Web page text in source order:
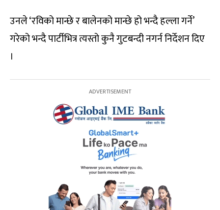
उनले ‘रविको मान्छे र बालेनको मान्छे हो भन्दै हल्ला गर्ने’
गरेको भन्दै पार्टीभित्र त्यस्तो कुनै गुटबन्दी नगर्न निर्देशन दिए
।